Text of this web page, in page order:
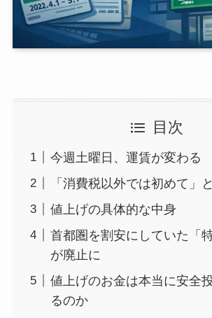
目次
今週土曜日、運賃が変わる
「消費税以外では初めて」
値上げの具体的な中身
首都圏を割安にしていた「
が廃止に
値上げのお金は本当に安全
るのか